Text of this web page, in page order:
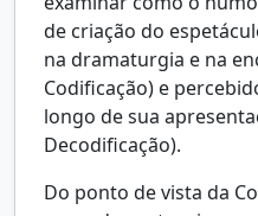
de criação do
na dramaturgia e na
Codificação) e
longo de sua
Decodificação).
Do ponto de vista da